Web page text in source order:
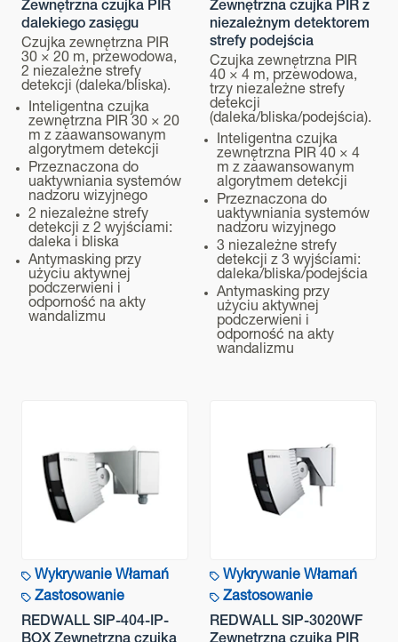
2,3 - 4 m
Waga
1.6 kg
Wymiary
271 x 102 x 290 mm (10.7 x 4.0 x 11.4 in.)
Zewnętrzna czujka PIR
dalekiego zasięgu
Czujka zewnętrzna PIR
30 × 20 m, przewodowa,
2 niezależne strefy
detekcji (daleka/bliska).
Inteligentna czujka
zewnętrzna PIR 30 × 20
m z zaawansowanym
algorytmem detekcji
Przeznaczona do
uaktywniania systemów
nadzoru wizyjnego
2 niezależne strefy
detekcji z 2 wyjściami:
daleka i bliska
Antymasking przy
użyciu aktywnej
podczerwieni i
odporność na akty
wandalizmu
Zewnętrzna czujka PIR z
niezależnym detektorem
strefy podejścia
Czujka zewnętrzna PIR
40 × 4 m, przewodowa,
trzy niezależne strefy
detekcji
(daleka/bliska/podejścia).
Inteligentna czujka
zewnętrzna PIR 40 × 4
m z zaawansowanym
algorytmem detekcji
Przeznaczona do
uaktywniania systemów
nadzoru wizyjnego
3 niezależne strefy
detekcji z 3 wyjściami:
daleka/bliska/podejścia
Antymasking przy
użyciu aktywnej
podczerwieni i
odporność na akty
wandalizmu
Wykrywanie Włamań
Zastosowanie
REDWALL SIP-404-IP-
Wykrywanie Włamań
Zastosowanie
REDWALL SIP-3020WF